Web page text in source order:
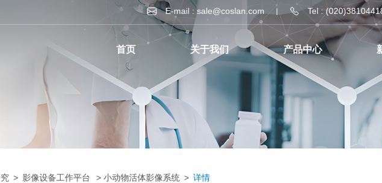
E-mail : sale@coslan.com Tel :
首页 关于我们 产品中心
> 影像设备工作平台 > 小动物活体影像系统 > 详情